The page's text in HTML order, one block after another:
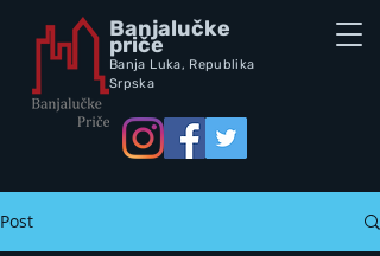
Banjalučke
priče
Banja Luka, Republika
Srpska
Post